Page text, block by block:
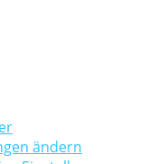
ändern